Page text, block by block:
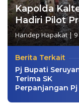
Kapolda
Hadiri Pilot
Handep Hapakat|
Berita Terkait
Pj Bupati
Terima SK
Perpanjangan